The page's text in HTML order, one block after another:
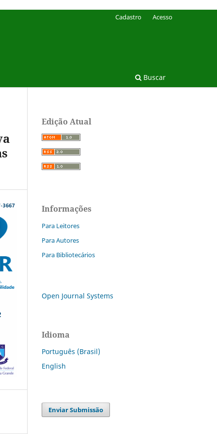
Buscar
Cadastro Acesso
Edição Atual
Informações
Para Leitores
Para Autores
Para Bibliotecários
Open Journal Systems
Idioma
Português (Brasil)
English
Enviar Submissão